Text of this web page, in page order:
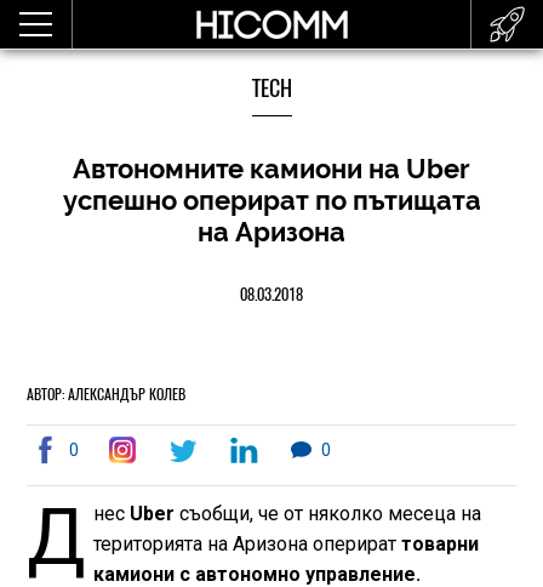
TECH
Автономните камиони на Uber
успешно оперират по пътищата
на Аризона
08.03.2018
АВТОР: АЛЕКСАНДЪР КОЛЕВ
0 0
Д нес Uber съобщи, че от няколко месеца на
територията на Аризона оперираттоварни
камиони с автономно управление.